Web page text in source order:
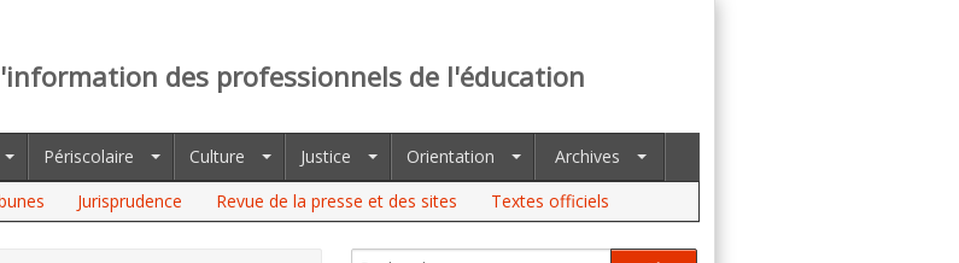
des professionnels de l'éducation
Périscolaire Culture Justice Orientation
Archives
Jurisprudence Revue de la presse et des sites Textes officiels